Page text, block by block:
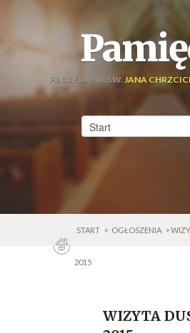
PARAFIA P.W. ŚW. JANA
START > OGŁOSZENIA >
2015
WIZYTA